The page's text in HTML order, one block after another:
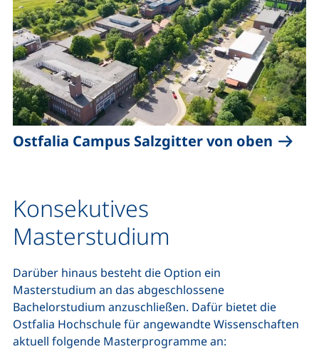
Ostfalia Campus Salzgitter von oben
Konsekutives
Masterstudium
Darüber hinaus besteht die Option ein
Masterstudium an das abgeschlossene
Bachelorstudium anzuschließen. Dafür bietet die
Ostfalia Hochschule für angewandte Wissenschaften
aktuell folgende Masterprogramme an: